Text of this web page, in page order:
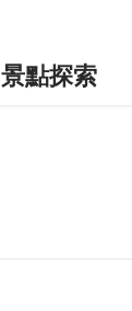
景點探索